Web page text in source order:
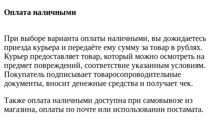
Оплата наличными
При выборе варианта оплаты наличными, вы дожидаетесь
приезда курьера и передаёте ему сумму за товар в рублях.
Курьер предоставляет товар, который можно осмотреть на
предмет повреждений, соответствие указанным условиям.
Покупатель подписывает товаросопроводительные
документы, вносит денежные средства и получает чек.
Также оплата наличными доступна при самовывозе из
магазина, оплаты по почте или использовании постамата.